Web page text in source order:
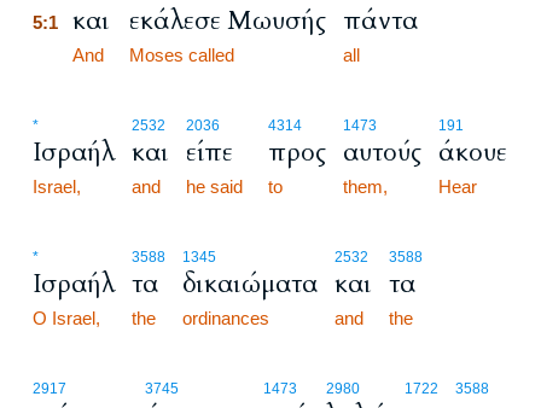
5:1 και
And
εκάλεσε Μωυσής
Moses called
πάντα
all
*
Ισραήλ
Israel,
2532
και
and
2036
είπε
he said
4314
προς
to
1473
αυτούς
them,
191
άκουε
Hear
*
Ισραήλ
O Israel,
3588
τα
the
1345
δικαιώματα
ordinances
2532
και
and
3588
τα
the
2917 3745 1473 2980 1722 3588